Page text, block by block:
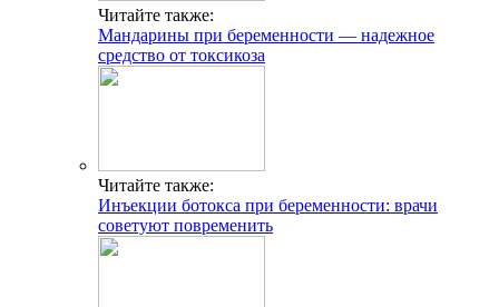
Читайте также:
Мандарины при беременности — надежное
средство от токсикоза
Читайте также:
Инъекции ботокса при беременности: врачи
советуют повременить